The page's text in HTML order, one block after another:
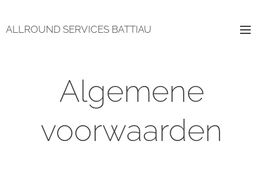
ALLROUND SERVICES BATTIAU
Algemene
voorwaarden